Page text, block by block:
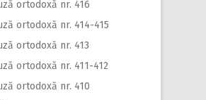
ortodoxă nr. 416
ortodoxă nr. 414-415
ortodoxă nr. 413
ortodoxă nr. 411-412
ortodoxă nr. 410